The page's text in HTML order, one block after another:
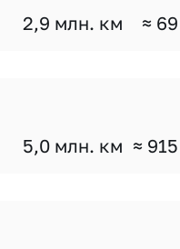
2,9 млн. км ≈
5,0 млн. км ≈